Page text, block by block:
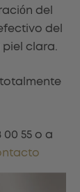
del
del
clara.
totalmente
55 o a